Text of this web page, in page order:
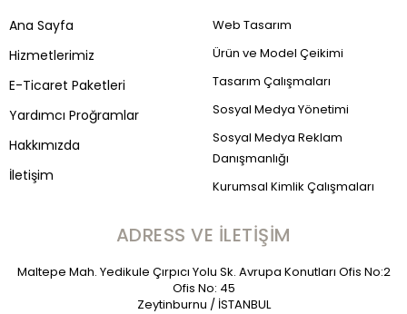
Ana Sayfa
Hizmetlerimiz
E-Ticaret Paketleri
Yardımcı Proğramlar
Hakkımızda
İletişim
Web Tasarım
Ürün ve Model Çeikimi
Tasarım Çalışmaları
Sosyal Medya Yönetimi
Sosyal Medya Reklam
Danışmanlığı
Kurumsal Kimlik Çalışmaları
ADRESS VE İLETIŞIM
Maltepe Mah. Yedikule Çırpıcı Yolu Sk. Avrupa Konutları Ofis No:2
Ofis No: 45
Zeytinburnu / İSTANBUL